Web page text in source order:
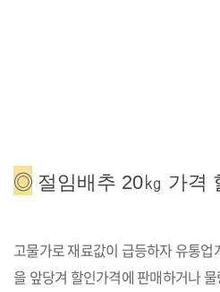
◎ 절임배추 20㎏ 가격
고물가로 재료값이 급등하자 유통
을 앞당겨 할인가격에 판매하거나